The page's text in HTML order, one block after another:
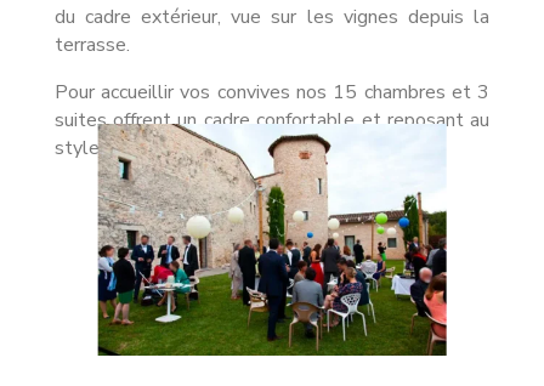
du cadre extérieur, vue sur les vignes depuis la
terrasse.
Pour accueillir vos convives nos 15 chambres et 3
suites offrent un cadre confortable et reposant au
style contemporain.
En savoir plus